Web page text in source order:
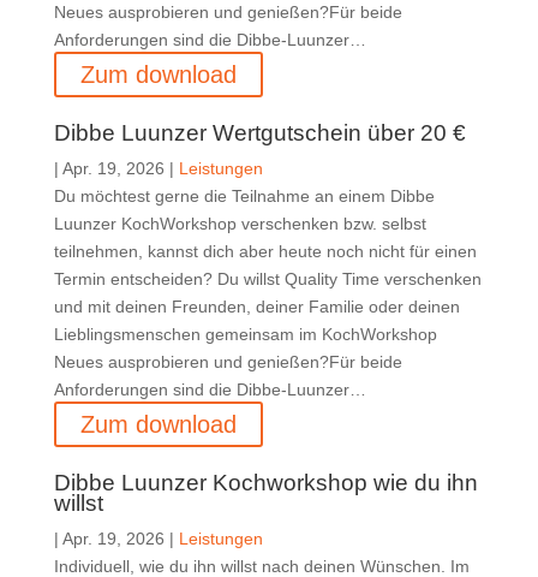
Neues ausprobieren und genießen?Für beide
Anforderungen sind die Dibbe-Luunzer…
Zum download
Dibbe Luunzer Wertgutschein über 20 €
| Apr. 19, 2026 | Leistungen
Du möchtest gerne die Teilnahme an einem Dibbe
Luunzer KochWorkshop verschenken bzw. selbst
teilnehmen, kannst dich aber heute noch nicht für einen
Termin entscheiden? Du willst Quality Time verschenken
und mit deinen Freunden, deiner Familie oder deinen
Lieblingsmenschen gemeinsam im KochWorkshop
Neues ausprobieren und genießen?Für beide
Anforderungen sind die Dibbe-Luunzer…
Zum download
Dibbe Luunzer Kochworkshop wie du ihn
willst
| Apr. 19, 2026 | Leistungen
Individuell, wie du ihn willst nach deinen Wünschen. Im